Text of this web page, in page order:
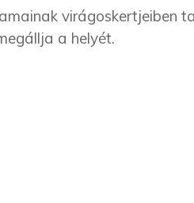
virágoskertjeiben
a helyét.